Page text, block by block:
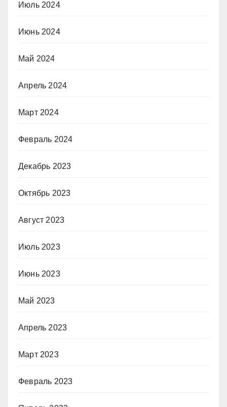
Июль 2024
Июнь 2024
Май 2024
Апрель 2024
Март 2024
Февраль 2024
Декабрь 2023
Октябрь 2023
Август 2023
Июль 2023
Июнь 2023
Май 2023
Апрель 2023
Март 2023
Февраль 2023